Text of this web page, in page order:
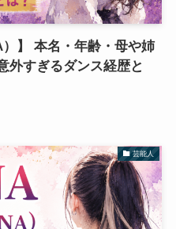
）】 本名・年齢・母や姉
外すぎるダンス経歴と
芸能人